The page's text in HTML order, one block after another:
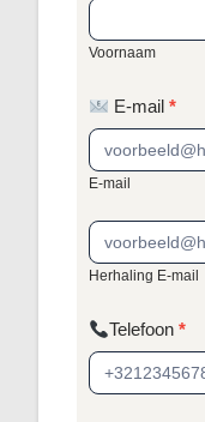
Voornaam
Voornaam
E-mail*
E-mail
Herhaling E-mail
Telefoon*